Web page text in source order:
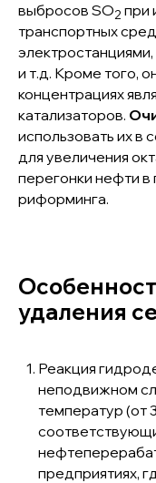
выбросов SO2 при
транспортных
и т.д. Кроме того,
концентрациях
катализаторов.
использовать их в
для увеличения
перегонки нефти в
риформинга.
удаления
Реакция
неподвижном
температур (от
предприятиях,